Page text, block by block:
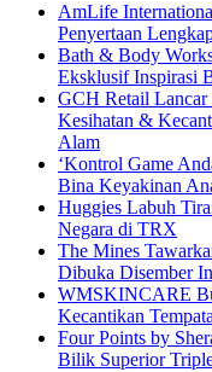
AmLife
Penyertaan
Bath & Body
Eksklusif Inspirasi
GCH Retail
Kesihatan &
Alam
‘Kontrol Game
Bina Keyakinan
Huggies Labuh
Negara di TRX
The Mines
Dibuka Disember
WMSKINCARE
Kecantikan
Four Points by
Bilik Superior